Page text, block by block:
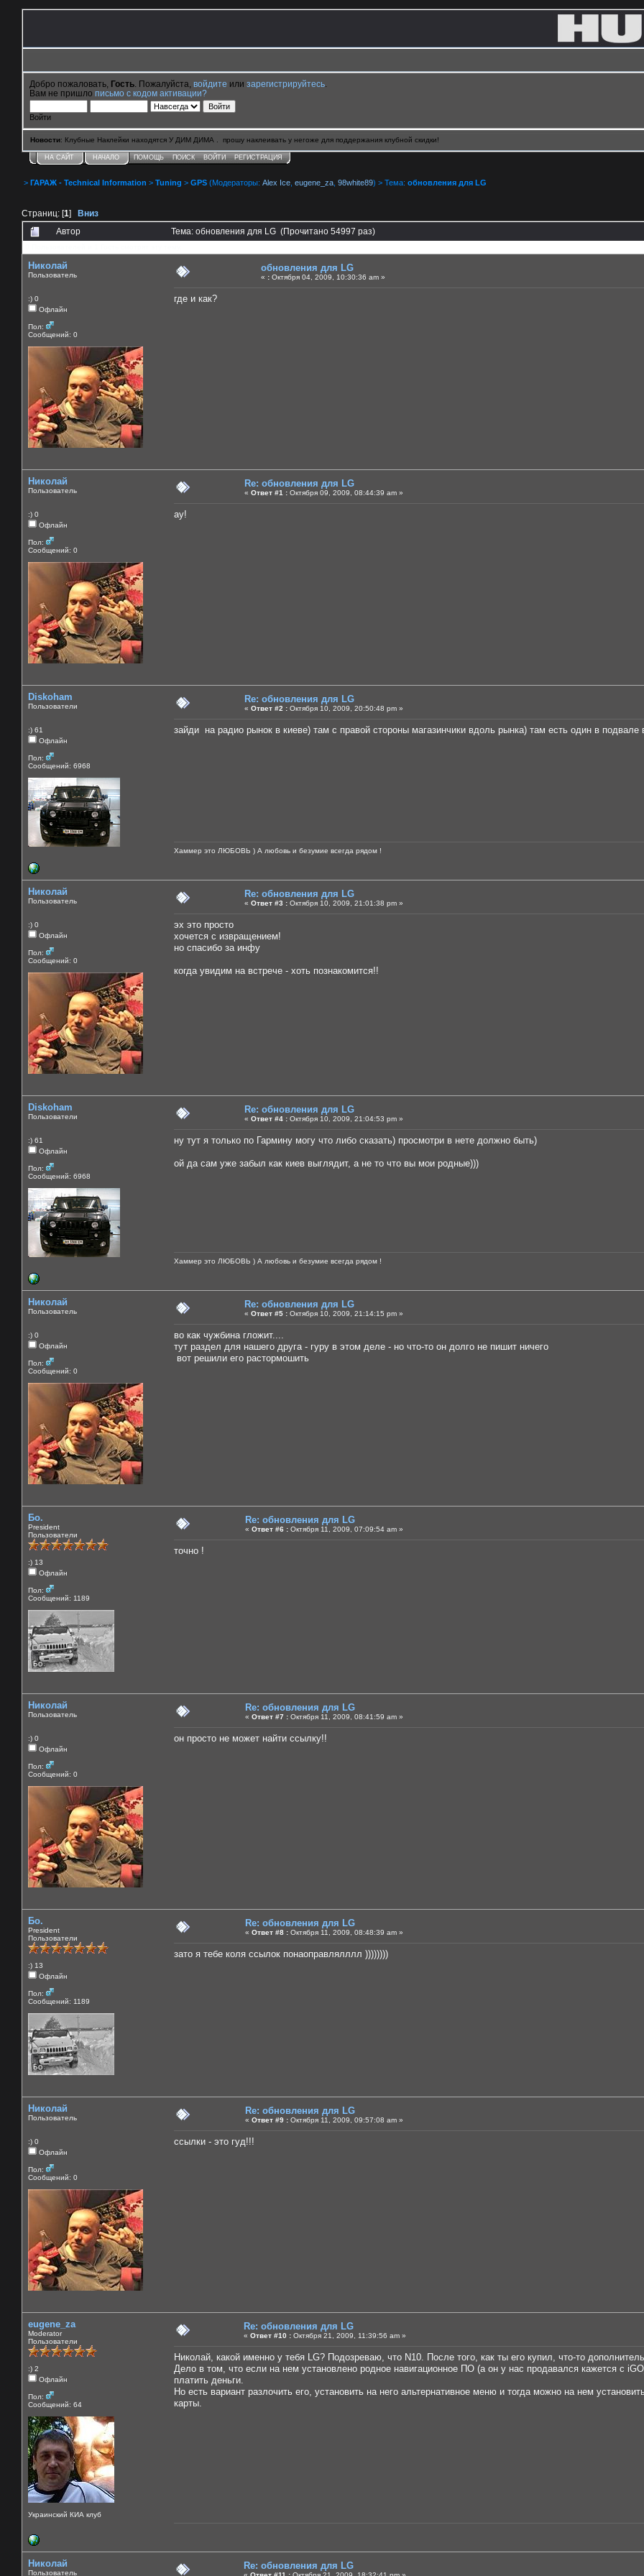
Добро пожаловать, Гость . Пожалуйста, войдите или зарегистрируйтесь
Вам не пришло письмо с кодом активации?
Войти
Новости: Клубные Наклейки находятся У ДИМ ДИМА . прошу наклеивать у негоже для поддержания клубной скидки!
НА САЙТ НАЧАЛО ПОМОЩЬ ПОИСК ВОЙТИ РЕГИСТРАЦИЯ
> ГАРАЖ - Technical Information > Tuning > GPS (Модераторы: Alex Ice eugene_za 98white89) > Тема: обновления для LG
Страниц: [1] Вниз
Автор Тема: обновления для LG (Прочитано 54997 раз)
Николай
Пользователь
:) 0
Офлайн
Пол:
Сообщений: 0
обновления для LG
« : Октября 04, 2009, 10:30:36 am »
где и как?
Николай
Пользователь
:) 0
Офлайн
Пол:
Сообщений: 0
Re: обновления для LG
« Ответ #1 : Октября 09, 2009, 08:44:39 am »
ау!
Diskoham
Пользователи
:) 61
Офлайн
Пол:
Сообщений: 6968
Re: обновления для LG
« Ответ #2 : Октября 10, 2009, 20:50:48 pm »
зайди на радио рынок в киеве) там с правой стороны магазинчики вдоль рынка) там есть один в подвале
Хаммер это ЛЮБОВЬ ) А любовь и безумие всегда рядом !
Николай
Пользователь
:) 0
Офлайн
Пол:
Сообщений: 0
Re: обновления для LG
« Ответ #3 : Октября 10, 2009, 21:01:38 pm »
эх это просто
хочется с извращением!
но спасибо за инфу
когда увидим на встрече - хоть познакомится!!
Diskoham
Пользователи
:) 61
Офлайн
Пол:
Сообщений: 6968
Re: обновления для LG
« Ответ #4 : Октября 10, 2009, 21:04:53 pm »
ну тут я только по Гармину могу что либо сказать) просмотри в нете должно быть)
ой да сам уже забыл как киев выглядит, а не то что вы мои родные)))
Хаммер это ЛЮБОВЬ ) А любовь и безумие всегда рядом !
Николай
Пользователь
:) 0
Офлайн
Пол:
Сообщений: 0
Re: обновления для LG
« Ответ #5 : Октября 10, 2009, 21:14:15 pm »
во как чужбина гложит....
тут раздел для нашего друга - гуру в этом деле - но что-то он долго не пишит ничего
вот решили его растормошить
Бо.
President
Пользователи
:) 13
Офлайн
Пол:
Сообщений: 1189
Re: обновления для LG
« Ответ #6 : Октября 11, 2009, 07:09:54 am »
точно !
Николай
Пользователь
:) 0
Офлайн
Пол:
Сообщений: 0
Re: обновления для LG
« Ответ #7 : Октября 11, 2009, 08:41:59 am »
он просто не может найти ссылку!!
Бо.
President
Пользователи
:) 13
Офлайн
Пол:
Сообщений: 1189
Re: обновления для LG
« Ответ #8 : Октября 11, 2009, 08:48:39 am »
зато я тебе коля ссылок понаоправлялллл ))))))))
Николай
Пользователь
:) 0
Офлайн
Пол:
Сообщений: 0
Re: обновления для LG
« Ответ #9 : Октября 11, 2009, 09:57:08 am »
ссылки - это гуд!!!
eugene_za
Moderator
Пользователи
:) 2
Офлайн
Пол:
Сообщений: 64
Украинский КИА клуб
Re: обновления для LG
« Ответ #10 : Октября 21, 2009, 11:39:56 am »
Николай, какой именно у тебя LG? Подозреваю, что N10. После того, как ты его купил, что-то
Дело в том, что если на нем установлено родное навигационное ПО (а он у нас продавался кажется с
платить деньги.
Но есть вариант разлочить его, установить на него альтернативное меню и тогда можно на нем
карты.
Николай
Пользователь
Re: обновления для LG